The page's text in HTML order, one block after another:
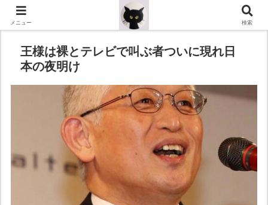
王様は裸とテレビで叫ぶ者ついに現れ日
本の夜明け
メニュー 検索